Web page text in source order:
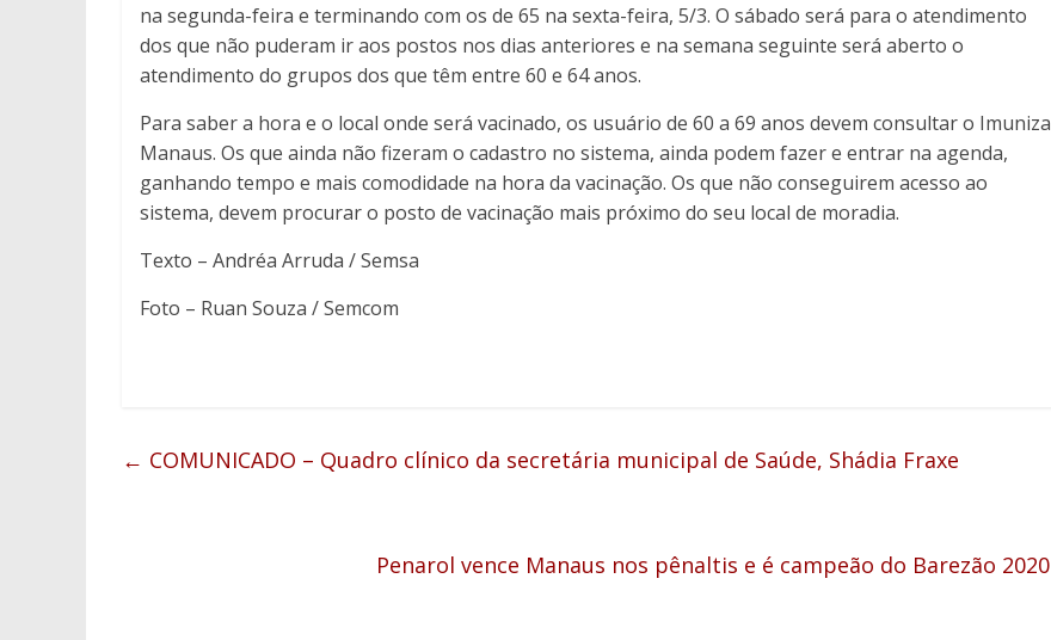
na segunda-feira e terminando com os de 65 na sexta-feira, 5/3. O sábado será para o atendimento
dos que não puderam ir aos postos nos dias anteriores e na semana seguinte será aberto o
atendimento do grupos dos que têm entre 60 e 64 anos.
Para saber a hora e o local onde será vacinado, os usuário de 60 a 69 anos devem consultar o Imuniza
Manaus. Os que ainda não fizeram o cadastro no sistema, ainda podem fazer e entrar na agenda,
ganhando tempo e mais comodidade na hora da vacinação. Os que não conseguirem acesso ao
sistema, devem procurar o posto de vacinação mais próximo do seu local de moradia.
Texto – Andréa Arruda / Semsa
Foto – Ruan Souza / Semcom
← COMUNICADO – Quadro clínico da secretária municipal de Saúde, Shádia Fraxe
Penarol vence Manaus nos pênaltis e é campeão do Barezão 2020